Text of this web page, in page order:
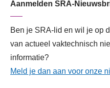
Aanmelden SRA-
Ben je SRA-lid en wil je op
van actueel vaktechnisch
informatie?
Meld je dan aan voor onze